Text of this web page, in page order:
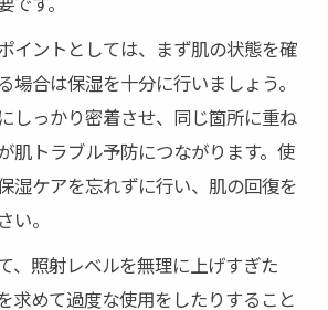
イントとしては、まず肌の状態を確
場合は保湿を十分に行いましょう。
しっかり密着させ、同じ箇所に重ね
肌トラブル予防につながります。使
湿ケアを忘れずに行い、肌の回復を
い。
、照射レベルを無理に上げすぎた
求めて過度な使用をしたりすること